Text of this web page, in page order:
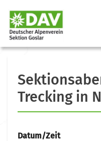
Trecking in
Datum/Zeit